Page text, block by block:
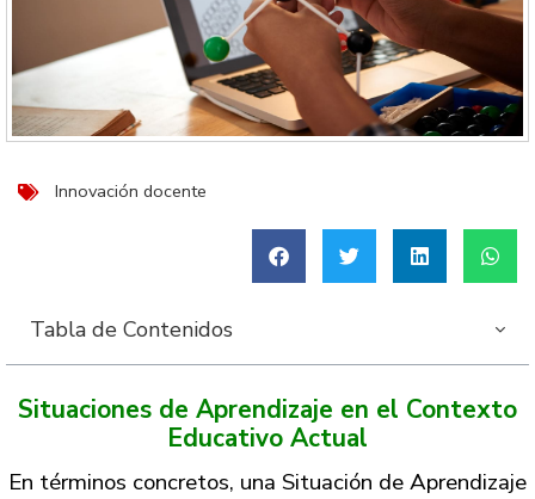
Innovación docente
Tabla de Contenidos
Situaciones de Aprendizaje en el Contexto
Educativo Actual
En términos concretos, una Situación de Aprendizaje